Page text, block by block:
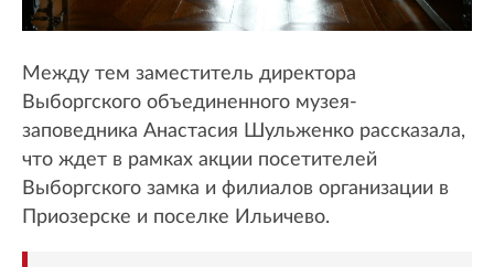
Между тем заместитель директора
Выборгского объединенного музея-
заповедника Анастасия Шульженко рассказала,
что ждет в рамках акции посетителей
Выборгского замка и филиалов организации в
Приозерске и поселке Ильичево.